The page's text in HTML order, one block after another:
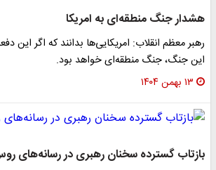
هشدار جنگ منطقه‌ای به امریکا
رهبر معظم انقلاب: امریکایی‌ها بدانند که اگر این
این جنگ، جنگ منطقه‌ای خواهد بود.
۱۳ بهمن ۱۴۰۴
بازتاب گسترده سخنان رهبری در رسانه‌های